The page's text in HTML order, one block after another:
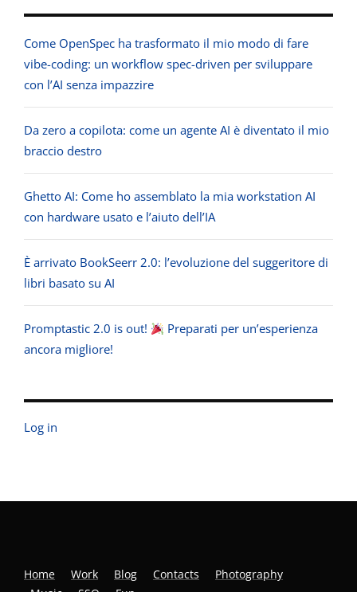
Come OpenSpec ha trasformato il mio modo di fare
vibe-coding: un workflow spec-driven per sviluppare
con l’AI senza impazzire
Da zero a copilota: come un agente AI è diventato il mio
braccio destro
Ghetto AI: Come ho assemblato la mia workstation AI
con hardware usato e l’aiuto dell’IA
È arrivato BookSeerr 2.0: l’evoluzione del suggeritore di
libri basato su AI
Promptastic 2.0 is out!
Preparati per un’esperienza
ancora migliore!
Log in
Home Work Blog Contacts
Photography